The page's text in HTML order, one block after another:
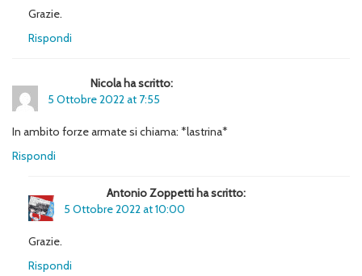
Grazie.
Rispondi
Nicola ha scritto:
5 Ottobre 2022 at 7:55
In ambito forze armate si chiama: *lastrina*
Rispondi
Antonio Zoppetti ha scritto:
5 Ottobre 2022 at 10:00
Grazie.
Rispondi